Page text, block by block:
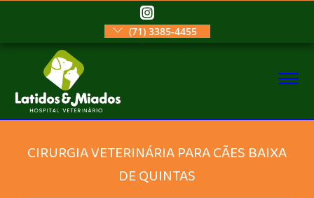
(71) 3385-4455
CIRURGIA VETERINÁRIA PARA CÃES BAIXA
DE QUINTAS